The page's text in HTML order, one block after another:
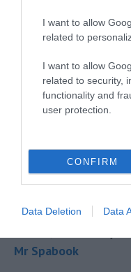
I want to allow
related to
I want to allow
related to security,
functionality and
user protection.
CONFIRM
Data Deletion Data
Kerületi lakóhellyel
fizetendő térítési díj
duplája.
A pályázati
Szívesen látunk
Mr Spabook